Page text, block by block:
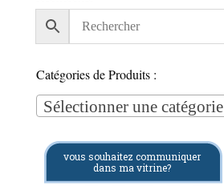
Catégories de Produits :
Sélectionner une catégorie
vous souhaitez communiquer
dans ma vitrine?